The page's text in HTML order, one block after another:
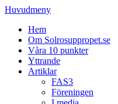
Huvudmeny
Hem
Om Solrosuppropet.se
Våra 10 punkter
Yttrande
Artiklar
FAS3
Föreningen